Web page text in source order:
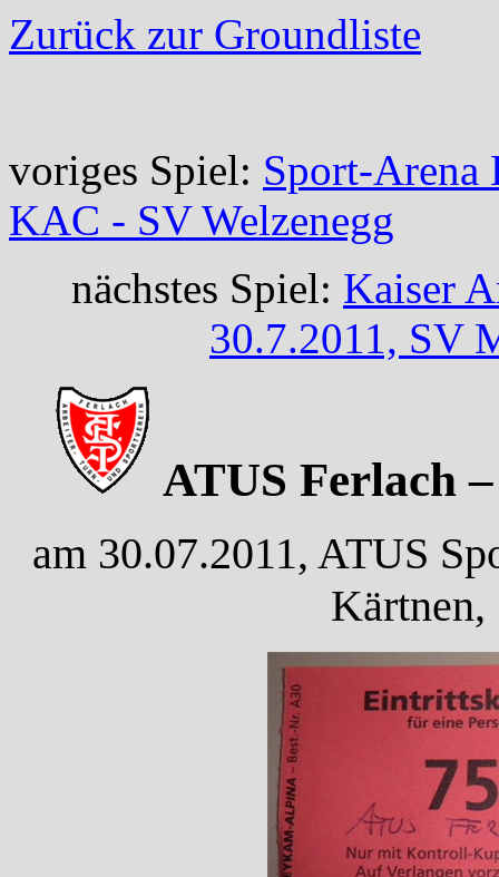
Zurück zur Groundliste
voriges Spiel: Sport-
KAC - SV Welzenegg
nächstes Spiel: Kaiser
30.7.2011, SV
ATUS Ferlach
am 30.07.2011, ATUS
Kärtnen,